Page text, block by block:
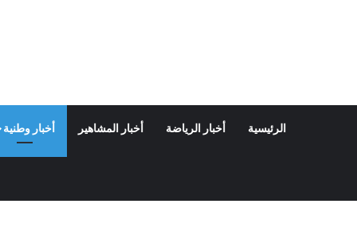
الرئيسية أخبار الرياضة أخبار المشاهير أخبار وطنية